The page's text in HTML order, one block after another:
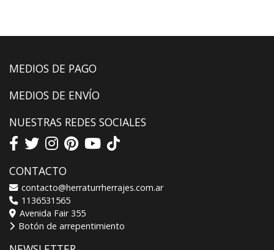
MEDIOS DE PAGO
MEDIOS DE ENVÍO
NUESTRAS REDES SOCIALES
CONTACTO
contacto@herraturrherrajes.com.ar
1136531565
Avenida Fair 355
Botón de arrepentimiento